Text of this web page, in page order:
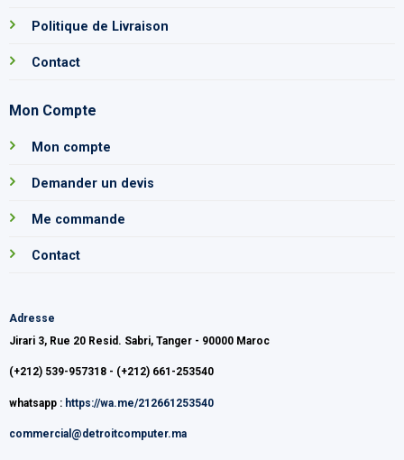
Politique de Livraison
Contact
Mon Compte
Mon compte
Demander un devis
Me commande
Contact
Adresse
Jirari 3, Rue 20 Resid. Sabri, Tanger - 90000 Maroc
(+212) 539-957318 - (+212) 661-253540
whatsapp : https://wa.me/212661253540
commercial@detroitcomputer.ma